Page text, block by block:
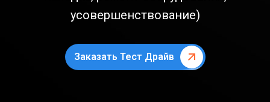
усовершенствование)
Заказать Тест Драйв